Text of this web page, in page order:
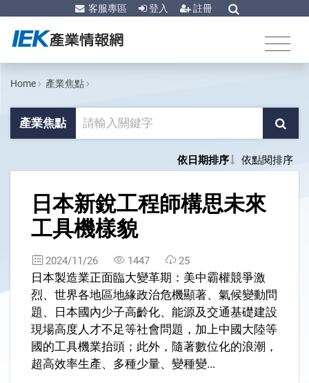
客服專區 登入 註冊
Home 產業焦點
產業焦點
依日期排序 依點閱排序
日本新銳工程師構思未來
工具機樣貌
2024/11/26 1447 25
日本製造業正面臨大變革期：美中霸權競爭激
烈、世界各地區地緣政治危機顯著、氣候變動問
題、日本國內少子高齡化、能源及交通基礎建設
現場高度人才不足等社會問題，加上中國大陸等
國的工具機業抬頭；此外，隨著數位化的浪潮，
超高效率生產、多種少量、變種變...